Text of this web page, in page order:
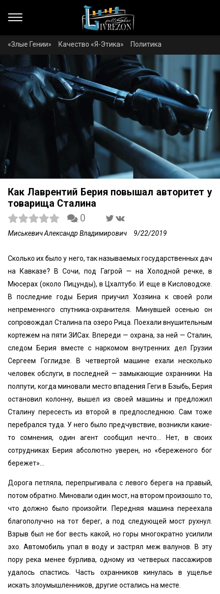
«Злые Гении» Качество «Я-Этика» Политика
Как Лаврентий Берия повышал авторитет у
товарища Сталина
0
Миськевич Александр Владимирович 9/22/2019
Сколько их было у него, так называемых государственных дач
на Кавказе? В Сочи, под Гагрой — на Холодной речке, в
Мюсерах (около Пицунды), в Цхалтубо. И еще в Кисловодске.
В последние годы Берия приучил Хозяина к своей роли
непременного спутника-охранителя. Минувшей осенью он
сопровождал Сталина па озеро Рица. Поехали внушительным
кортежем на пяти ЗИСах. Впереди — охрана, за ней — Сталин,
следом Берия вместе с наркомом внутренних дел Грузии
Сергеем Гоглидзе. В четвертой машине ехали несколько
человек обслуги, в последней — замыкающие охранники. На
полпути, когда миновали место впадения Геги в Бзыбь, Берия
остановил колонну, вышел из своей машины и предложил
Сталину пересесть из второй в предпоследнюю. Сам тоже
перебрался туда. У него было предчувствие, возникли какие-
то сомнения, один агент сообщил нечто... Нет, в своих
сотрудниках Берия абсолютно уверен, но «береженого бог
бережет»...
Дорога петляла, перепрыгивала с левого берега на правый,
потом обратно. Миновали один мост, на втором произошло то,
что должно было произойти. Передняя машина переехала
благополучно на тот берег, а под следующей мост рухнул.
Взрыв был не бог весть какой, но горы многократно усилили
эхо. Автомобиль упал в воду и застрял меж валунов. В эту
пору река менее бурлива, одному из четверых пассажиров
удалось спастись. Часть охранников кинулась в ущелье
искать злоумышленников, другие остались на месте.